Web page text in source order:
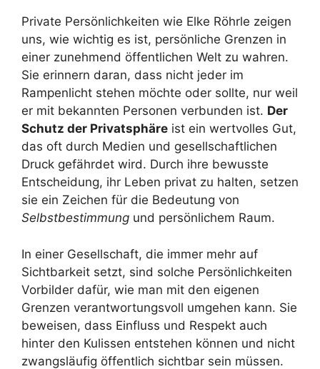
Private Persönlichkeiten wie Elke Röhrle zeigen
uns, wie wichtig es ist, persönliche Grenzen in
einer zunehmend öffentlichen Welt zu wahren.
Sie erinnern daran, dass nicht jeder im
Rampenlicht stehen möchte oder sollte, nur weil
er mit bekannten Personen verbunden ist. Der
Schutz der Privatsphäre ist ein wertvolles Gut,
das oft durch Medien und gesellschaftlichen
Druck gefährdet wird. Durch ihre bewusste
Entscheidung, ihr Leben privat zu halten, setzen
sie ein Zeichen für die Bedeutung von
Selbstbestimmung und persönlichem Raum.
In einer Gesellschaft, die immer mehr auf
Sichtbarkeit setzt, sind solche Persönlichkeiten
Vorbilder dafür, wie man mit den eigenen
Grenzen verantwortungsvoll umgehen kann. Sie
beweisen, dass Einfluss und Respekt auch
hinter den Kulissen entstehen können und nicht
zwangsläufig öffentlich sichtbar sein müssen.